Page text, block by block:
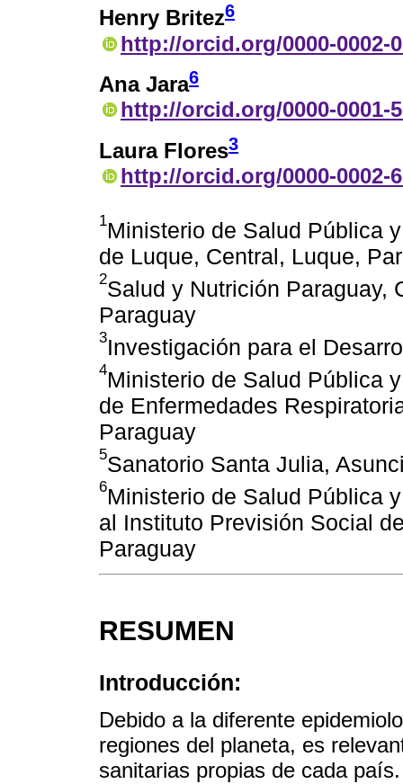
Henry Britez6
http://orcid.org/0000-0002-
Ana Jara6
http://orcid.org/0000-0001-
Laura Flores3
http://orcid.org/0000-0002-
1Ministerio de Salud Pública
de Luque, Central, Luque,
2Salud y Nutrición Paraguay,
Paraguay
3Investigación para el
4Ministerio de Salud Pública
de Enfermedades
Paraguay
5Sanatorio Santa Julia,
6Ministerio de Salud Pública
al Instituto Previsión Social
Paraguay
RESUMEN
Introducción:
Debido a la diferente
regiones del planeta, es
sanitarias propias de cada país.